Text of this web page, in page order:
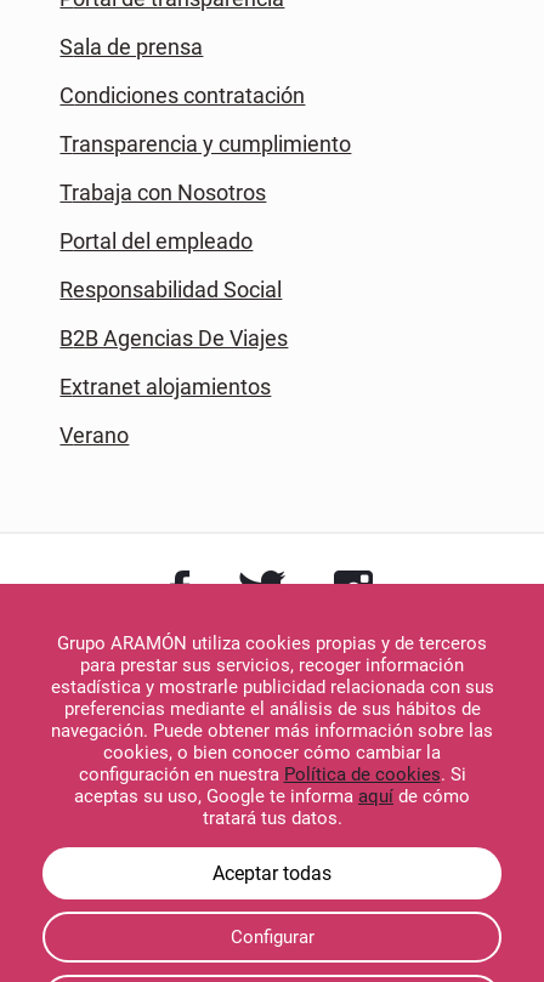
Grupo ARAMÓN utiliza cookies propias y de terceros
para prestar sus servicios, recoger información
estadística y mostrarle publicidad relacionada con sus
preferencias mediante el análisis de sus hábitos de
navegación. Puede obtener más información sobre las
cookies, o bien conocer cómo cambiar la
configuración en nuestra Política de cookies. Si
aceptas su uso, Google te informa aquí de cómo
tratará tus datos.
Configurar
Sala de prensa
Condiciones contratación
Transparencia y cumplimiento
Trabaja con Nosotros
Portal del empleado
Responsabilidad Social
B2B Agencias De Viajes
Extranet alojamientos
Verano
Descargar en
App Store
Descargar en
Google Play